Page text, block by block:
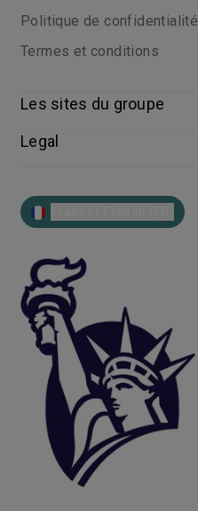
Politique de confidentialité
Termes et conditions
Les sites du groupe
Legal